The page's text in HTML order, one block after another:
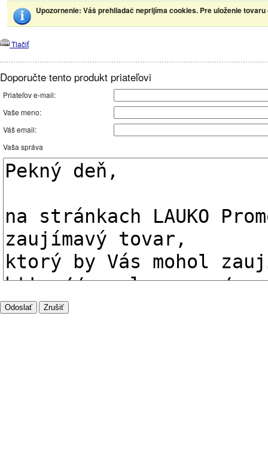
Upozornenie: Váš prehliadač neprijíma cookies. Pre uloženie
Tlačiť
Doporučte tento produkt priateľovi
Priateľov e-mail:
Vaše meno:
Váš email:
Vaša správa